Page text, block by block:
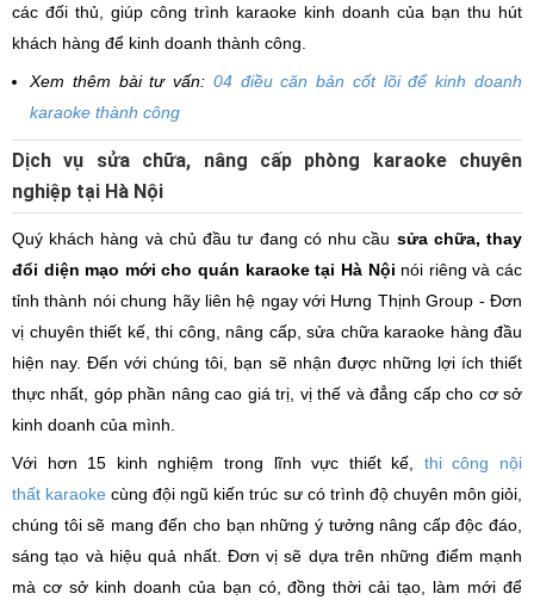
các đối thủ, giúp công trình karaoke kinh doanh của bạn thu hút
khách hàng để kinh doanh thành công.
Xem thêm bài tư vấn: 04 điều căn bản cốt lõi để kinh doanh
karaoke thành công
Dịch vụ sửa chữa, nâng cấp phòng karaoke chuyên
nghiệp tại Hà Nội
Quý khách hàng và chủ đầu tư đang có nhu cầu sửa chữa, thay
đổi diện mạo mới cho quán karaoke tại Hà Nội nói riêng và các
tỉnh thành nói chung hãy liên hệ ngay với Hưng Thịnh Group - Đơn
vị chuyên thiết kế, thi công, nâng cấp, sửa chữa karaoke hàng đầu
hiện nay. Đến với chúng tôi, bạn sẽ nhận được những lợi ích thiết
thực nhất, góp phần nâng cao giá trị, vị thế và đẳng cấp cho cơ sở
kinh doanh của mình.
Với hơn 15 kinh nghiệm trong lĩnh vực thiết kế, thi công nội
thất karaoke cùng đội ngũ kiến trúc sư có trình độ chuyên môn giỏi,
chúng tôi sẽ mang đến cho bạn những ý tưởng nâng cấp độc đáo,
sáng tạo và hiệu quả nhất. Đơn vị sẽ dựa trên những điểm mạnh
mà cơ sở kinh doanh của bạn có, đồng thời cải tạo, làm mới để